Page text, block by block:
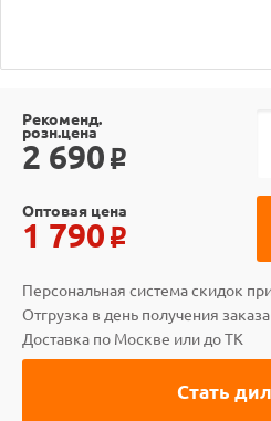
Рекоменд.
розн.цена
2 690 o
Оптовая цена
1 790 o
Персональная система скидок
Отгрузка в день получения заказа
Доставка по Москве или до ТК
Стать